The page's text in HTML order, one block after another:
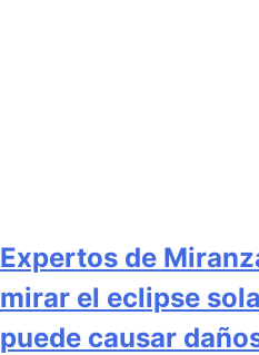
Expertos de
mirar el eclipse
puede causar